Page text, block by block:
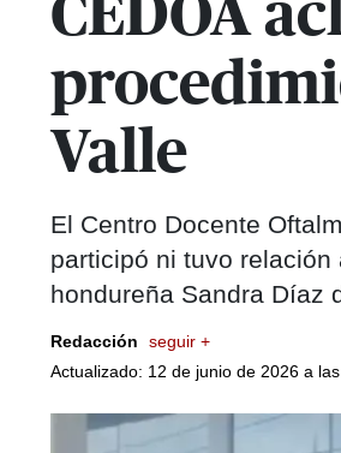
CEDOA
Valle
El Centro Docente
participó ni tuvo
hondureña Sandra Díaz
Redacción
seguir +
Actualizado: 12 de junio de 2026 a